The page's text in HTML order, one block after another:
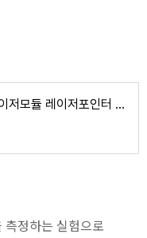
ECO보드/헥사보드 레이저모듈 레이저포인터 (케이블포함) : 메이크잇나우
정하는 실험으로